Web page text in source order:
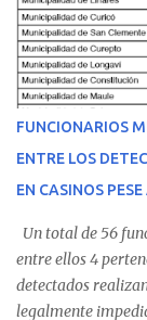
Regional de Talca
Talca con escolta
estudiante de
del personal de
recibir atención
conoció la
Villarrica— se
evolución
FUNCIONARIOS
ENTRE LOS
EN CASINOS
Un total de 56
entre ellos 4
detectados
legalmente